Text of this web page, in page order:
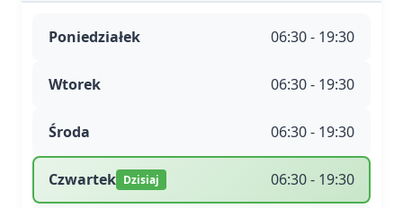
Poniedziałek 06:30 - 19:30
Wtorek 06:30 - 19:30
Środa 06:30 - 19:30
Czwartek Dzisiaj 06:30 - 19:30